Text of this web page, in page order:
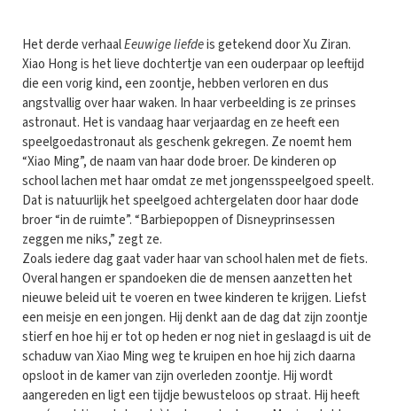
Het derde verhaalEeuwige liefdeis getekend door Xu Ziran.
Xiao Hong is het lieve dochtertje van een ouderpaar op leeftijd
die een vorig kind, een zoontje, hebben verloren en dus
angstvallig over haar waken. In haar verbeelding is ze prinses
astronaut. Het is vandaag haar verjaardag en ze heeft een
speelgoedastronaut als geschenk gekregen. Ze noemt hem
“Xiao Ming”, de naam van haar dode broer. De kinderen op
school lachen met haar omdat ze met jongensspeelgoed speelt.
Dat is natuurlijk het speelgoed achtergelaten door haar dode
broer “in de ruimte”. “Barbiepoppen of Disneyprinsessen
zeggen me niks,” zegt ze.
Zoals iedere dag gaat vader haar van school halen met de fiets.
Overal hangen er spandoeken die de mensen aanzetten het
nieuwe beleid uit te voeren en twee kinderen te krijgen. Liefst
een meisje en een jongen. Hij denkt aan de dag dat zijn zoontje
stierf en hoe hij er tot op heden er nog niet in geslaagd is uit de
schaduw van Xiao Ming weg te kruipen en hoe hij zich daarna
opsloot in de kamer van zijn overleden zoontje. Hij wordt
aangereden en ligt een tijdje bewusteloos op straat. Hij heeft